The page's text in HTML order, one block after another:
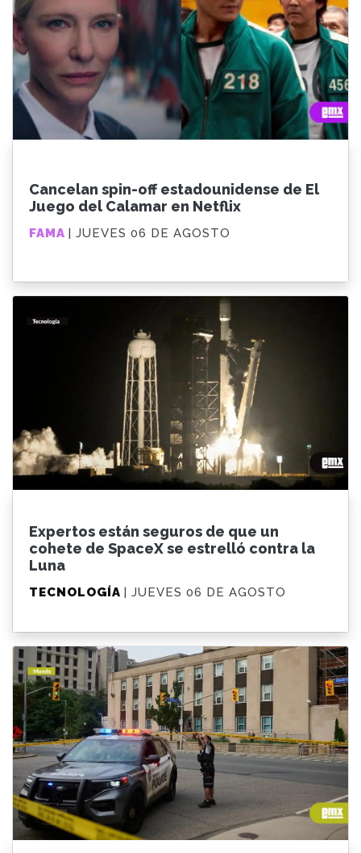
Cancelan spin-off estadounidense de El
Juego del Calamar en Netflix
FAMA | JUEVES 06 DE AGOSTO
Expertos están seguros de que un
cohete de SpaceX se estrelló contra la
Luna
TECNOLOGÍA | JUEVES 06 DE AGOSTO